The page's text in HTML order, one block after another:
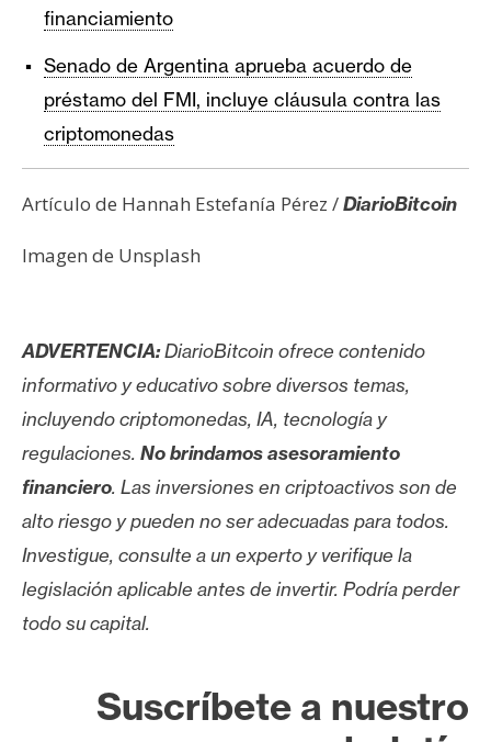
financiamiento
Senado de Argentina aprueba acuerdo de
préstamo del FMI, incluye cláusula contra las
criptomonedas
Artículo de Hannah Estefanía Pérez /DiarioBitcoin
Imagen de Unsplash
ADVERTENCIA:DiarioBitcoin ofrece contenido
informativo y educativo sobre diversos temas,
incluyendo criptomonedas, IA, tecnología y
regulaciones. No brindamos asesoramiento
financiero. Las inversiones en criptoactivos son de
alto riesgo y pueden no ser adecuadas para todos.
Investigue, consulte a un experto y verifique la
legislación aplicable antes de invertir. Podría perder
todo su capital.
Suscríbete a nuestro